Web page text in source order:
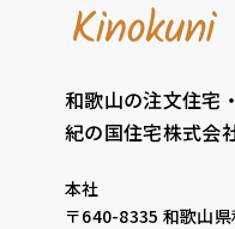
和歌山の注文住宅
紀の国住宅株式会
本社
〒640-8335 和歌山